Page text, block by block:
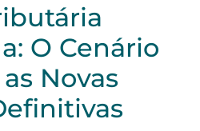
O Cenário
Novas